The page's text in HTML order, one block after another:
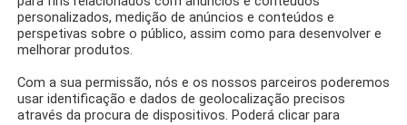
personalizados, medição de anúncios e conteúdos e
perspetivas sobre o público, assim como para desenvolver e
melhorar produtos.
Com a sua permissão, nós e os nossos parceiros poderemos
usar identificação e dados de geolocalização precisos
através da procura de dispositivos. Poderá clicar para